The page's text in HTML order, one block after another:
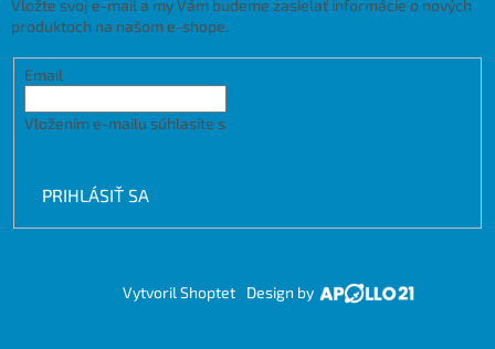
Vložte svoj e-mail a my Vám budeme zasielať informácie o nových
produktoch na našom e-shope.
Email
Vložením e-mailu súhlasíte s
PRIHLÁSIŤ SA
Vytvoril Shoptet Design by